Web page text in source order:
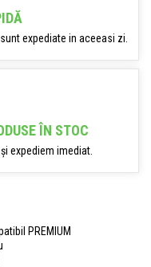
expediate in aceeasi zi.
ÎN STOC
expediem imediat.
PREMIUM